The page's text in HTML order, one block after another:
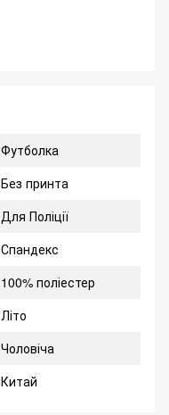
Футболка
Без принта
Для Поліції
Спандекс
100% поліестер
Літо
Чоловіча
Китай